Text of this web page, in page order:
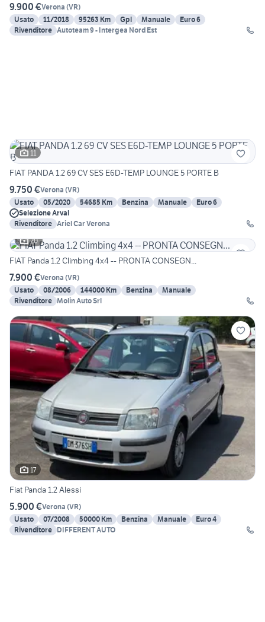
9.900 €Verona (VR)
Usato
11/2018 95263 Km Gpl Manuale
Euro 6
Rivenditore Autoteam 9 - Intergea Nord Est
11
FIAT PANDA 1.2 69 CV SES E6D-TEMP LOUNGE 5 PORTE B
9.750 €Verona (VR)
Usato
05/2020 54685 Km Benzina Manuale
Euro 6
Selezione Arval
Rivenditore Ariel Car Verona
20
FIAT Panda 1.2 Climbing 4x4 -- PRONTA CONSEGN...
7.900 €Verona (VR)
Usato
08/2006 144000 Km Benzina
Manuale
Rivenditore Molin Auto Srl
17
Fiat Panda 1.2 Alessi
5.900 €Verona (VR)
Usato
07/2008 50000 Km Benzina Manuale
Euro 4
Rivenditore DIFFERENT AUTO